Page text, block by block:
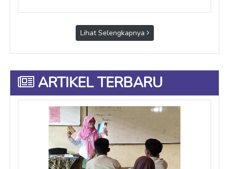
Lihat Selengkapnya
ARTIKEL TERBARU